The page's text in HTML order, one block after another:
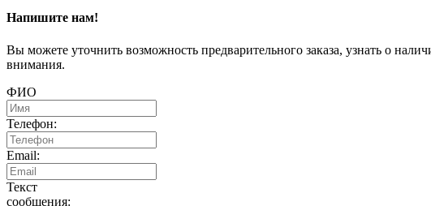
Напишите нам!
Вы можете уточнить возможность предварительного заказа, узнать о
внимания.
ФИО
Телефон:
Email:
Текст
сообщения: